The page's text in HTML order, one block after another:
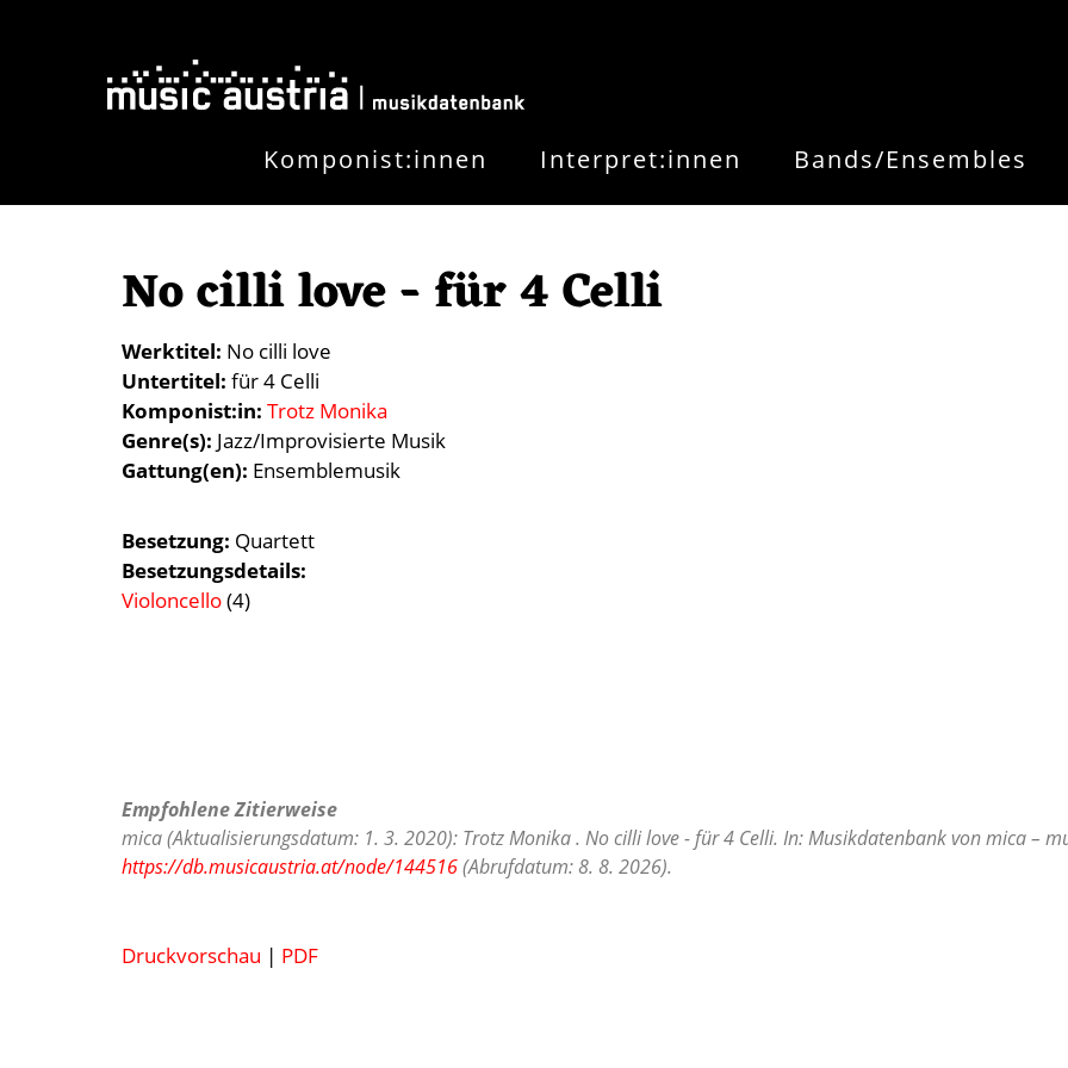
Komponist:innen Interpret:innen Bands/Ensembles
No cilli love - für 4 Celli
Werktitel No cilli love
Untertitel für 4 Celli
Komponist:in Trotz Monika
Genre(s) Jazz/Improvisierte Musik
Gattung(en) Ensemblemusik
Besetzung Quartett
Besetzungsdetails
Violoncello(4)
Empfohlene Zitierweise
mica (Aktualisierungsdatum: 1. 3. 2020): Trotz Monika . No cilli love - für 4 Celli. In: Musikdatenbank von mica –
https://db.musicaustria.at/node/144516(Abrufdatum: 8. 8. 2026).
Druckvorschau | PDF